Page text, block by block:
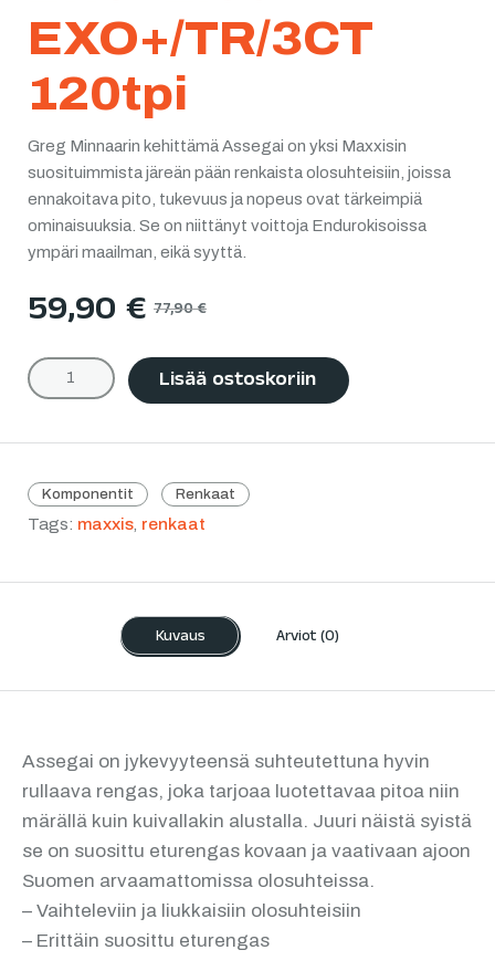
EXO+/TR/3CT
120tpi
Greg Minnaarin kehittämä Assegai on yksi Maxxisin
suosituimmista järeän pään renkaista olosuhteisiin, joissa
ennakoitava pito, tukevuus ja nopeus ovat tärkeimpiä
ominaisuuksia. Se on niittänyt voittoja Endurokisoissa
ympäri maailman, eikä syyttä.
59,90 € 77,90€
Lisää ostoskoriin
Komponentit Renkaat
Tags: maxxis renkaat
Kuvaus Arviot (0)
Assegai on jykevyyteensä suhteutettuna hyvin
rullaava rengas, joka tarjoaa luotettavaa pitoa niin
märällä kuin kuivallakin alustalla. Juuri näistä syistä
se on suosittu eturengas kovaan ja vaativaan ajoon
Suomen arvaamattomissa olosuhteissa.
– Vaihteleviin ja liukkaisiin olosuhteisiin
– Erittäin suosittu eturengas